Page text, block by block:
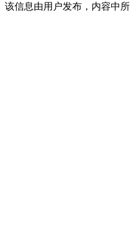
该信息由用户发布，内容中